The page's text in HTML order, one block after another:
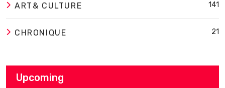
ART& CULTURE 141
CHRONIQUE 21
Upcoming